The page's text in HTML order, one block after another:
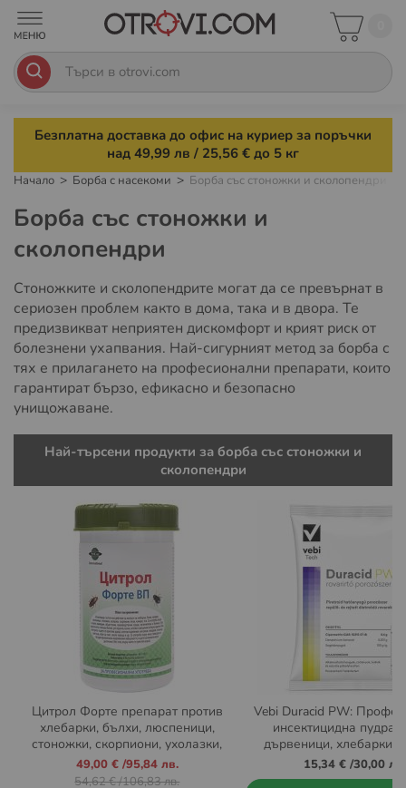
Безплатна доставка до офис на куриер за поръчки
над 49,99 лв / 25,56 € до 5 кг
Начало Борба с насекоми Борба със стоножки и сколопендри
Борба със стоножки и
сколопендри
Стоножките и сколопендрите могат да се превърнат в
сериозен проблем както в дома, така и в двора. Те
предизвикват неприятен дискомфорт и крият риск от
болезнени ухапвания. Най-сигурният метод за борба с
тях е прилагането на професионални препарати, които
гарантират бързо, ефикасно и безопасно
унищожаване.
Най-търсени продукти за борба със стоножки и
сколопендри
Цитрол Форте препарат против
хлебарки, бълхи, люспеници,
стоножки, скорпиони, ухолазки,
мухи и оси 150 гр.
Промо
цена
49,00 €/95,84 лв.
54,62 €/106,83 лв.
Vebi Duracid PW:
инсектицидна пудра
дървеници, хлебарки,
бълхи, оси и
15,34 €/30,00 лв.